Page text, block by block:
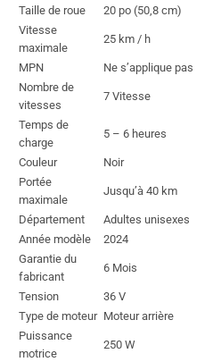
Taille de roue
20 po (50,8 cm)
Vitesse
maximale
25 km / h
MPN
Ne s’applique pas
Nombre de
vitesses
7 Vitesse
Temps de
charge
5 – 6 heures
Couleur
Noir
Portée
maximale
Jusqu’à 40 km
Département
Adultes unisexes
Année modèle
2024
Garantie du
fabricant
6 Mois
Tension
36 V
Type de moteur Moteur arrière
Puissance
motrice
250 W